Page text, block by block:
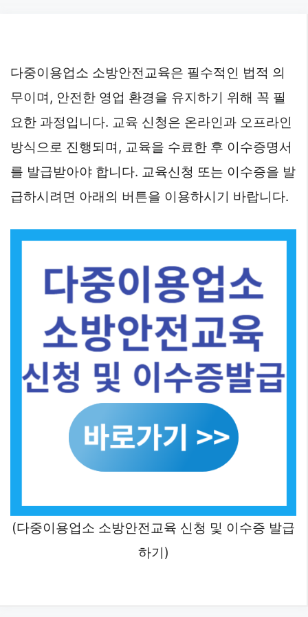
다중이용업소 소방안전교육은 필수적인 법적 의
무이며, 안전한 영업 환경을 유지하기 위해 꼭 필
요한 과정입니다. 교육 신청은 온라인과 오프라인
방식으로 진행되며, 교육을 수료한 후 이수증명서
를 발급받아야 합니다. 교육신청 또는 이수증을 발
급하시려면 아래의 버튼을 이용하시기 바랍니다.
(다중이용업소 소방안전교육 신청 및 이수증 발급
하기)